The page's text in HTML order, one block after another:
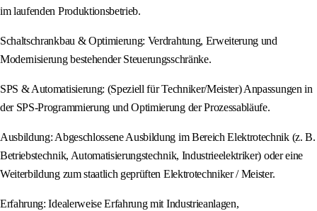
im laufenden Produktionsbetrieb.
Schaltschrankbau & Optimierung: Verdrahtung, Erweiterung und
Modernisierung bestehender Steuerungsschränke.
SPS & Automatisierung: (Speziell für Techniker/Meister) Anpassungen in
der SPS-Programmierung und Optimierung der Prozessabläufe.
Ausbildung: Abgeschlossene Ausbildung im Bereich Elektrotechnik (z. B.
Betriebstechnik, Automatisierungstechnik, Industrieelektriker) oder eine
Weiterbildung zum staatlich geprüften Elektrotechniker / Meister.
Erfahrung: Idealerweise Erfahrung mit Industrieanlagen,